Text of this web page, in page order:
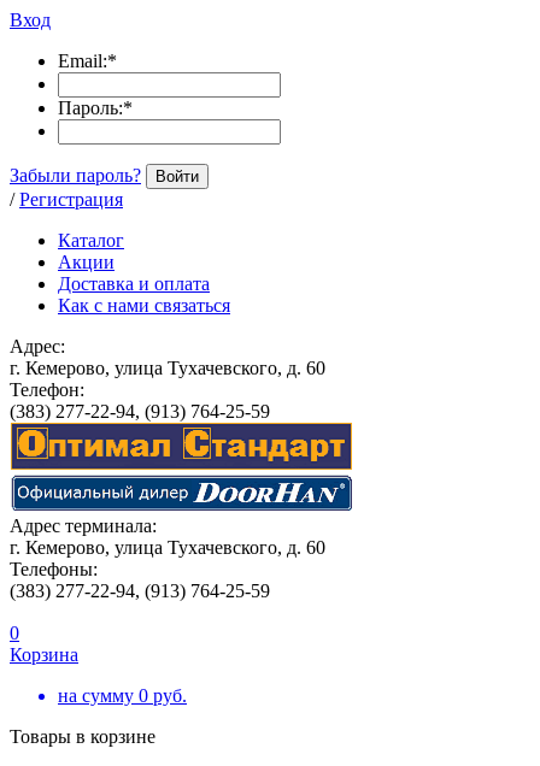
Вход
Email:*
Пароль:*
Забыли пароль? Войти
/ Регистрация
Каталог
Акции
Доставка и оплата
Как с нами связаться
Адрес:
г. Кемерово, улица Тухачевского, д. 60
Телефон:
(383) 277-22-94, (913) 764-25-59
Адрес терминала:
г. Кемерово, улица Тухачевского, д. 60
Телефоны:
(383) 277-22-94, (913) 764-25-59
0
Корзина
на сумму 0 руб.
Товары в корзине